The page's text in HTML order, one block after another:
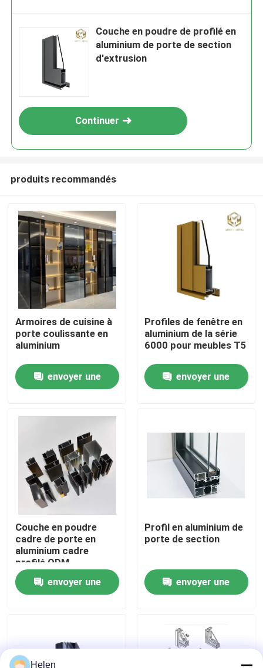
Aperçu
Produits
Visite d'usine
Contrôle de la qualité
Contact
nouvelles
Tous les cas
profils en aluminium pour des fenêtres et des portes
Couche en poudre de profilé en
aluminium de porte de section
d'extrusion
Continuer
produits recommandés
Armoires de cuisine à
porte coulissante en
aluminium
envoyer une
Profiles de fenêtre en
aluminium de la série
6000 pour meubles T5
envoyer une
Couche en poudre
cadre de porte en
aluminium cadre
profilé ODM
envoyer une
Profil en aluminium de
porte de section
envoyer une
Helen